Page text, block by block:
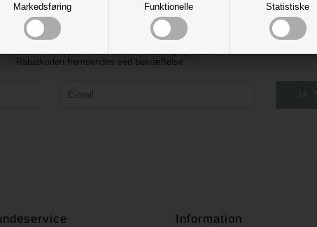
Markedsføring Funktionelle Statistiske
vores nyhedsbrev og få 10% rabat
Rabatkoden fremsendes ved bekræftelse.
Information